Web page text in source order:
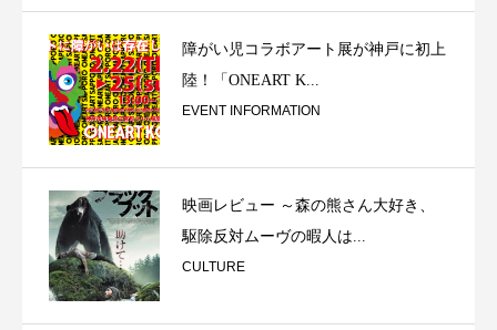
障がい児コラボアート展が神戸に初上
陸！「ONEART K...
EVENT INFORMATION
映画レビュー ～森の熊さん大好き、
駆除反対ムーヴの暇人は...
CULTURE